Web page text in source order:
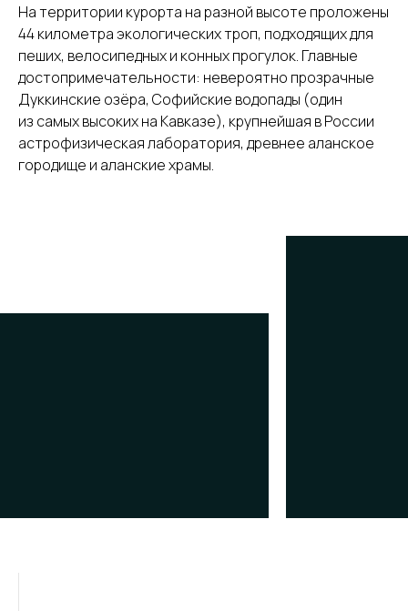
На территории курорта на разной высоте проложены
44 километра экологических троп, подходящих для
пеших, велосипедных и конных прогулок. Главные
достопримечательности: невероятно прозрачные
Дуккинские озёра, Софийские водопады (один
из самых высоких на Кавказе), крупнейшая в России
астрофизическая лаборатория, древнее аланское
городище и аланские храмы.